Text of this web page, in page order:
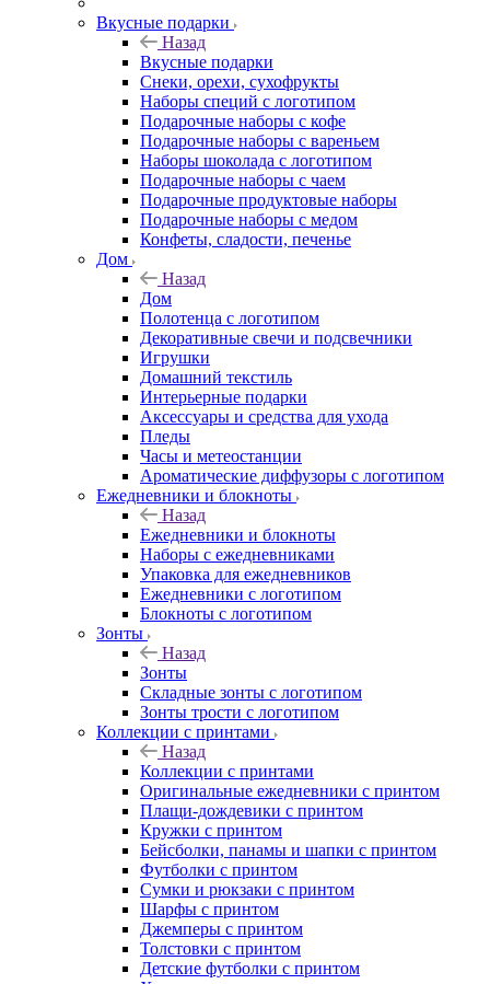
Вкусные подарки
Назад
Вкусные подарки
Снеки, орехи, сухофрукты
Наборы специй с логотипом
Подарочные наборы с кофе
Подарочные наборы с вареньем
Наборы шоколада с логотипом
Подарочные наборы с чаем
Подарочные продуктовые наборы
Подарочные наборы с медом
Конфеты, сладости, печенье
Дом
Назад
Дом
Полотенца с логотипом
Декоративные свечи и подсвечники
Игрушки
Домашний текстиль
Интерьерные подарки
Аксессуары и средства для ухода
Пледы
Часы и метеостанции
Ароматические диффузоры с логотипом
Ежедневники и блокноты
Назад
Ежедневники и блокноты
Наборы с ежедневниками
Упаковка для ежедневников
Ежедневники с логотипом
Блокноты с логотипом
Зонты
Назад
Зонты
Складные зонты с логотипом
Зонты трости с логотипом
Коллекции с принтами
Назад
Коллекции с принтами
Оригинальные ежедневники с принтом
Плащи-дождевики с принтом
Кружки с принтом
Бейсболки, панамы и шапки с принтом
Футболки с принтом
Сумки и рюкзаки с принтом
Шарфы с принтом
Джемперы с принтом
Толстовки с принтом
Детские футболки с принтом